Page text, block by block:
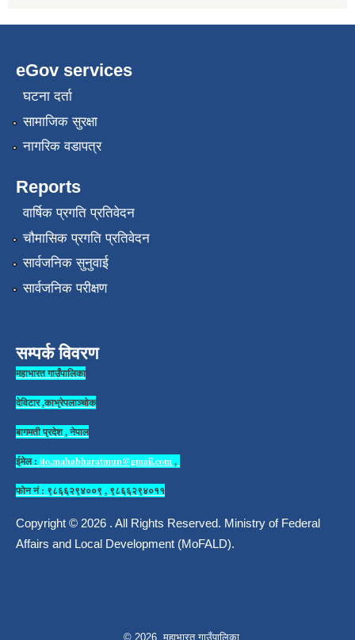
eGov services
घटना दर्ता
सामाजिक सुरक्षा
नागरिक वडापत्र
Reports
वार्षिक प्रगति प्रतिवेदन
चौमासिक प्रगति प्रतिवेदन
सार्वजनिक सुनुवाई
सार्वजनिक परीक्षण
सम्पर्क विवरण
महाभारत गाउँपालिका
देविटार ,काभ्रेपलाञ्चोक
बागमती प्रदेश , नेपाल
ईमेल : ito.mahabharatmun@gmail.com,
फोन नं : ९८६६२९४००९ , ९८६६२९४०११
Copyright © 2026 . All Rights Reserved. Ministry of Federal
Affairs and Local Development (MoFALD).
© 2026 महाभारत गाउँपालिका